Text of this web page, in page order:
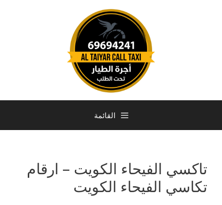
القائمة
تاكسي الفيحاء الكويت – ارقام
تكاسي الفيحاء الكويت